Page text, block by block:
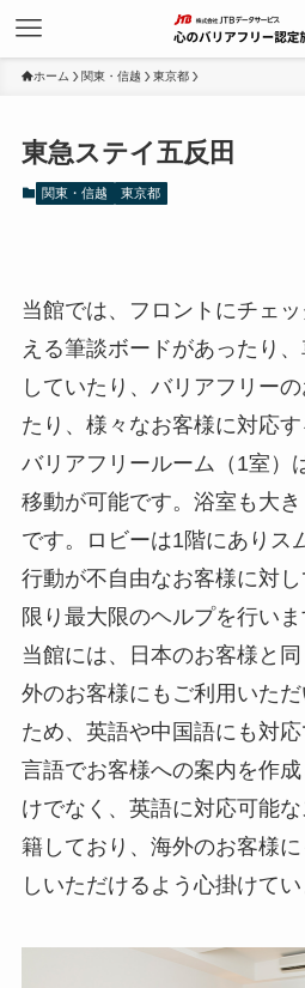
ホーム 関東・信越 東京都
東急ステイ五反田
関東・信越 東京都
当館では、フロントにチェ
える筆談ボードがあったり
していたり、バリアフリー
たり、様々なお客様に対応す
バリアフリールーム（1室）
移動が可能です。浴室も大
です。ロビーは1階にありス
行動が不自由なお客様に対
限り最大限のヘルプを行いま
当館には、日本のお客様と
外のお客様にもご利用いた
ため、英語や中国語にも対
言語でお客様への案内を作
けでなく、英語に対応可能
籍しており、海外のお客様
しいただけるよう心掛けてい